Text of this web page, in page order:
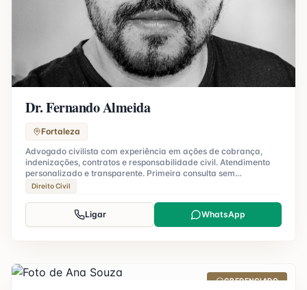
Dr. Fernando Almeida
Fortaleza
Advogado civilista com experiência em ações de cobrança,
indenizações, contratos e responsabilidade civil. Atendimento
personalizado e transparente. Primeira consulta sem
compromisso.
Direito Civil
Ligar WhatsApp
CREDENCIADO